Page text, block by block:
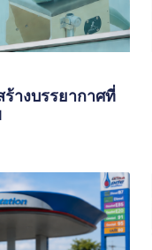
างบรรยากาศที่